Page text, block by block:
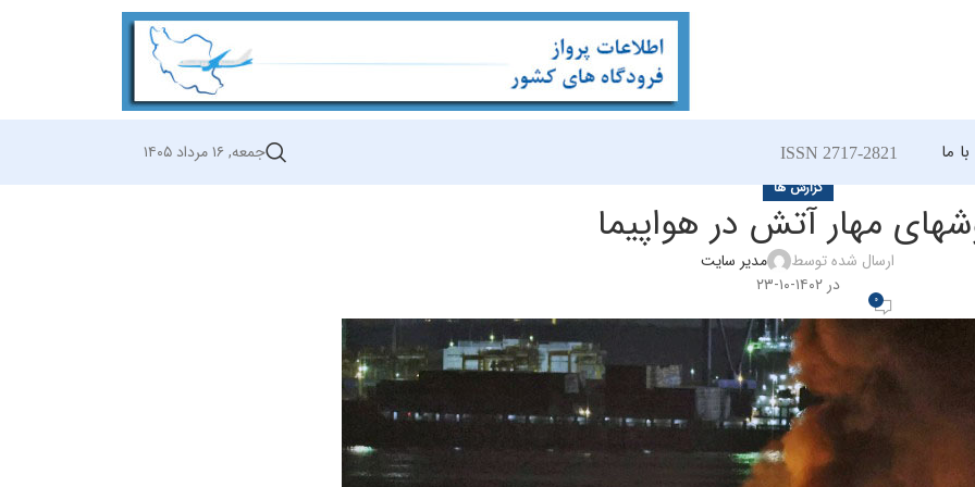
ما ISSN 2717-2821 جمعه, ۱۶ مرداد ۱۴۰۵
گزارش ها
مهار آتش در هواپیما
ارسال شده توسط
مدیر سایت
در ۱۴۰۲-۱۰-۲۳
0